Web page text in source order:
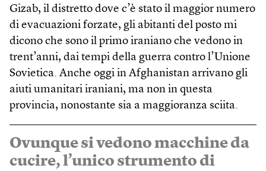
Gizab, il distretto dove c’è stato il maggior numero
di evacuazioni forzate, gli abitanti del posto mi
dicono che sono il primo iraniano che vedono in
trent’anni, dai tempi della guerra contro l’Unione
Sovietica. Anche oggi in Afghanistan arrivano gli
aiuti umanitari iraniani, ma non in questa
provincia, nonostante sia a maggioranza sciita.
Ovunque si vedono macchine da
cucire, l’unico strumento di